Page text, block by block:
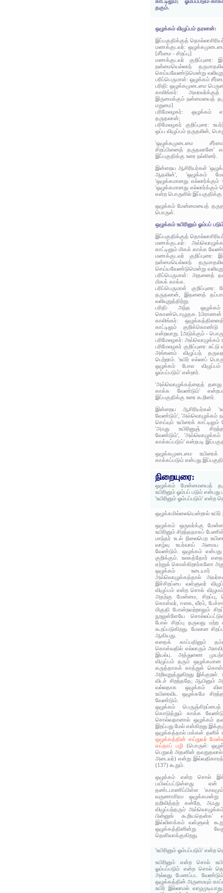
தகும்.
ஒழுக்கம் விழுப்பம் தரலான்:
இப்பகுதிக்குத்
மணக்குடவர்:
[சீர்மை - சிறப்பு]
மணக்குடவர் குறிப்புரை:
நன்மையெல்லாந்
செய்யவேண்டுமென்று
பரிப்பெருமாள்: ஒழுக்கம்
பரிதி: ஒழுக்கமுடைமை
காலிங்கர்:
இருமைக்கும் நன்மையைத்
மறுமை]
பரிமேலழகர்: ஒழுக்கம்
தருதலான்;
பரிமேலழகர் குறிப்புரை:
ஒப்ப விழுப்பம் தருதலின்,
'ஒழுக்கமுடைமை
சிறப்பினைத் தருதலானே'
இப்பகுதிக்கு உரை நல்கினர்.
இன்றைய ஆசிரியர்கள்
ஆதலின்', 'ஒழுக்கம்
'ஒழுக்கமானது
'ஒழுக்கமானது எல்லார்க்கும்
என்ற பொருளில்
ஒழுக்கம் மேன்மையைத்
பொருள்.
ஒழுக்கம் உயிரினும் ஓம்பப்
இப்பகுதிக்குத்
மணக்குடவர்:
காட்டினும் மிகக் காக்க
மணக்குடவர் குறிப்புரை:
நன்மையெல்லாந்
செய்யவேண்டுமென்று
பரிப்பெருமாள்: அதனைத்
மிகக் காக்க.
பரிப்பெருமாள்
தருதலான், இதனைத்
வலியுறுத்திற்று.
பரிதி: அந்த
கொண்டொழுகுக. [பிராணன் -
காலிங்கர்:
காட்டிலும் குறிக்கொண்டு
என்றவாறு. [அடுக்கும் -
பரிமேலழகர்: அவ்வொழுக்கம்
பரிமேலழகர் குறிப்புரை:
அங்ஙனம் விழுப்பந்
பெற்றாம். 'உயிர் எல்லாப்
ஒழுக்கம் போல விழுப்பம்
ஓம்பப்படும்' என்றார்.
'அவ்வொழுக்கத்தைத் தனது
காக்க வேண்டும்'
இப்பகுதிக்கு உரை கூறினர்.
இன்றைய ஆசிரியர்கள்
வேண்டும்', 'அவ்வொழுக்கம்
செய்யும் உயிரைக் காட்டிலும்
'அஃது உயிரினுஞ்
வேண்டும்', 'அவ்வொழுக்கம்
காக்கப்படும்' என்றபடி
ஒழுக்கமுடைமை உயிரைக்
காக்கப்படும் என்பது
நிறையுரை:
ஒழுக்கம் மேன்மையைத்
உயிரினும் ஓம்பப் படும்
'உயிரினும் ஓம்பப்படும்' என்ற
ஒழுக்கமில்லையென்றால்
ஒழுக்கம் ஒருவர்க்கு
உயிரினும் சிறந்ததாகப்
மாந்தர் உடல் நிலைபெற
வாழ்வு உயர்வாய் அமைய
வேண்டும். ஒழுக்கம்
குறிக்கும். உலகத்தோர்
ஏற்றுக் கொள்கிறார்களோ
ஒழுக்கம் உடையார்
அவ்வொழுக்கத்தால் அவர்கள்
இச்சிறப்பை வள்ளுவர்
விழுப்பம் என்ற சொல்
அதற்கு மேன்மை, சிறப்பு,
கொள்வர், ஈகை, வீரம்,
மிகுதி போன்றவற்றாலும்
நூலுள்ளேயே
போல் சிறப்பு தருவது மற்ற
கூறப்படுகிறது. மேலான
ஆகியது.
எதைக் காப்பதினும்
கொள்வதில் எல்லாரும்
இயல்பு. அத்துணை
விழுப்பம் தரும்
கருத்தாகக் காத்துக்
அறிவுறுத்துகிறது
விடச் சிறந்ததே; ஆயினும்
வல்லதாக ஒழுக்கம்
உயிரைவிட ஒழுக்கமே
வேண்டும்.
ஒழுக்கம்
கொடுத்தும் காக்க
சொல்வதானால் ஒழுக்கம்
இறப்பது மேல் என்கிறது
ஒழுக்கத்தால் மக்கள் தனிச்
ஒழுக்கத்தின் எய்துவர்
எய்தாப் பழி (பொருள்:
பெறுவர் அதனின்
அடைவர்) என்று
(137) கூறும்.
ஒழுக்கம் என்ற சொல்
பயிலப்பட்டுள்ளது
தண்டபாணிப்பிள்ள
வருணாசிரம
தறிவித்தற்‌ கன்றே, அஃது
விழுப்பந்தரும்‌
பின்னுங்‌
இவ்விளக்கம் வள்ளுவர்
ஒழுக்கத்தினின்று
தெளிவாக்குகிறது.
'உயிரினும் ஓம்பப்படும்' என்ற
உயிரினும் என்ற சொல்
ஓம்பப்படும் என்ற சொல்
அல்லது பேணப்பட
ஒழுக்கத்தின் அருமையும்
உயிர் இல்லாமல்